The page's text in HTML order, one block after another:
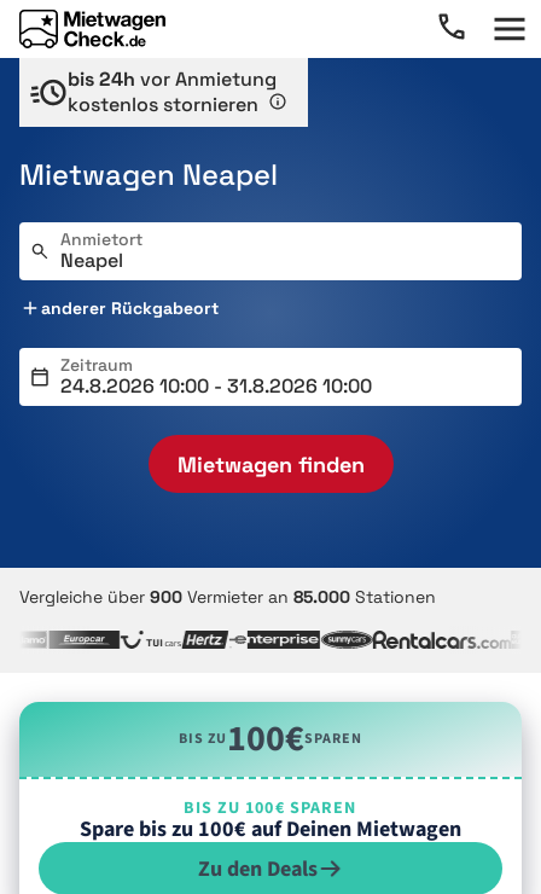
bis 24h vor Anmietung
kostenlos stornieren
Mietwagen Neapel
Anmietort
anderer Rückgabeort
Zeitraum
Mietwagen finden
Vergleiche über 900 Vermieter an 85.000 Stationen
BIS ZU100€SPAREN
BIS ZU 100€ SPAREN
Spare bis zu 100€ auf Deinen Mietwagen
Zu den Deals